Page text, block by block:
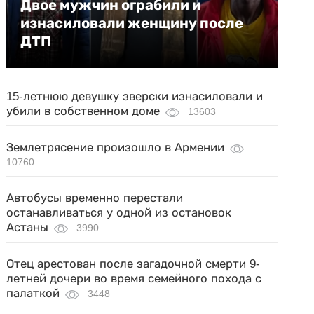
Двое мужчин ограбили и
изнасиловали женщину после
ДТП
15-летнюю девушку зверски изнасиловали и
убили в собственном доме
13603
Землетрясение произошло в Армении
10760
Автобусы временно перестали
останавливаться у одной из остановок
Астаны
3990
Отец арестован после загадочной смерти 9-
летней дочери во время семейного похода с
палаткой
3448